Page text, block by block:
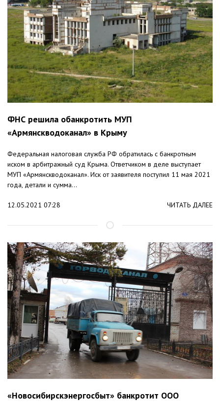
ФНС решила обанкротить МУП
«Армянскводоканал» в Крыму
Федеральная налоговая служба РФ обратилась с банкротным
иском в арбитражный суд Крыма. Ответчиком в деле выступает
МУП «Армянскводоканал». Иск от заявителя поступил 11 мая 2021
года, детали и сумма...
12.05.2021 07:28 ЧИТАТЬ ДАЛЕЕ
«Новосибирскэнергосбыт» банкротит ООО